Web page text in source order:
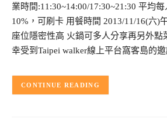
業時間:11:30~14:00/17:30~21:30 平均每
10%，可刷卡 用餐時間 2013/11/16(六)
座位隱密性高 火鍋可多人分享再另外
幸受到Taipei walker線上平台窩客島的
CONTINUE READING